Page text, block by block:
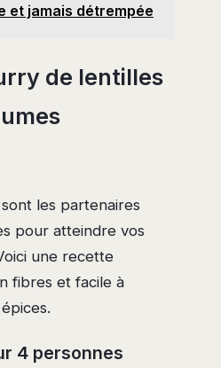
et jamais détrempée
de lentilles
les partenaires
pour atteindre vos
une recette
fibres et facile à
4 personnes